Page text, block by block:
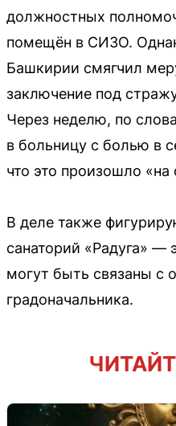
должностных
помещён в СИЗО.
Башкирии смягчил
заключение под
Через неделю, по
в больницу с болью в
что это произошло
В деле также
санаторий «Радуга» —
могут быть связаны с
градоначальника.